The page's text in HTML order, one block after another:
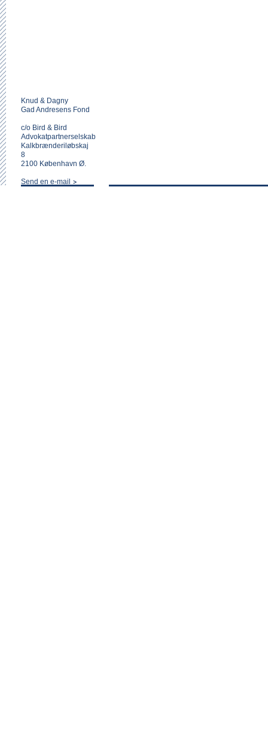
Knud & Dagny
Gad Andresens Fond
c/o Bird & Bird
Advokatpartnerselskab
Kalkbrænderiløbskaj
8
2100 København Ø.
Send en e-mail